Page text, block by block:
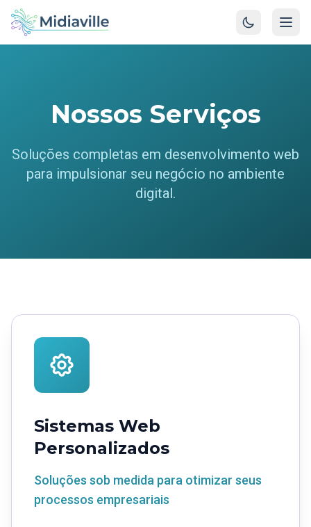
Nossos Serviços
Soluções completas em desenvolvimento web
para impulsionar seu negócio no ambiente
digital.
Sistemas Web
Personalizados
Soluções sob medida para otimizar seus
processos empresariais